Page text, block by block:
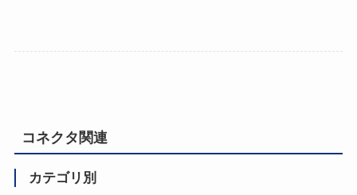
コネクタ関連
カテゴリ別